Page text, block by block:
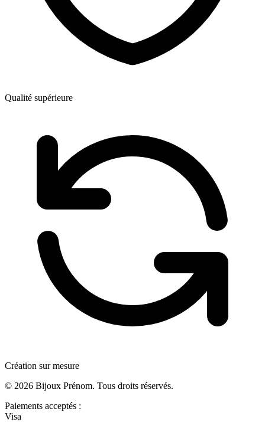
Qualité supérieure
Création sur mesure
© 2026 Bijoux Prénom. Tous droits réservés.
Paiements acceptés :
Visa